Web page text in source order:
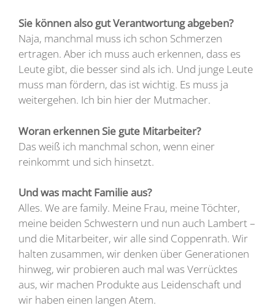
Sie können also gut Verantwortung abgeben?
Naja, manchmal muss ich schon Schmerzen
ertragen. Aber ich muss auch erkennen, dass es
Leute gibt, die besser sind als ich. Und junge Leute
muss man fördern, das ist wichtig. Es muss ja
weitergehen. Ich bin hier der Mutmacher.
Woran erkennen Sie gute Mitarbeiter?
Das weiß ich manchmal schon, wenn einer
reinkommt und sich hinsetzt.
Und was macht Familie aus?
Alles. We are family. Meine Frau, meine Töchter,
meine beiden Schwestern und nun auch Lambert –
und die Mitarbeiter, wir alle sind Coppenrath. Wir
halten zusammen, wir denken über Generationen
hinweg, wir probieren auch mal was Verrücktes
aus, wir machen Produkte aus Leidenschaft und
wir haben einen langen Atem.